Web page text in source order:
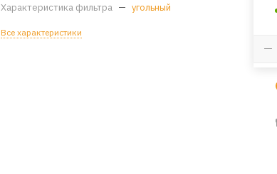
Характеристика фильтра — угольный
Все характеристики